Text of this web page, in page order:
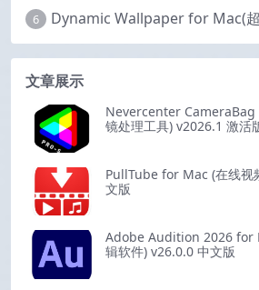
6
文章展示
Nevercenter
镜处理工具) v2026.1 激活
PullTube for Mac (在线视
文版
Adobe Audition 2026 for
辑软件) v26.0.0 中文版